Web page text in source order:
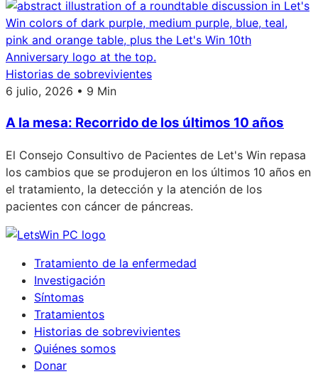
Historias de sobrevivientes
6 julio, 2026 • 9 Min
A la mesa: Recorrido de los últimos 10 años
El Consejo Consultivo de Pacientes de Let's Win repasa
los cambios que se produjeron en los últimos 10 años en
el tratamiento, la detección y la atención de los
pacientes con cáncer de páncreas.
Tratamiento de la enfermedad
Investigación
Síntomas
Tratamientos
Historias de sobrevivientes
Quiénes somos
Donar